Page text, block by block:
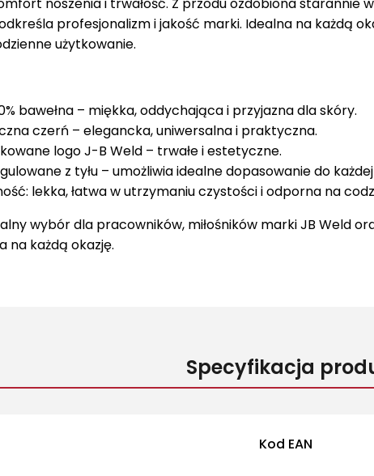
profesjonalizm i jakość marki. Idealna na każdą
użytkowanie.
bawełna – miękka, oddychająca i przyjazna dla skóry.
czerń – elegancka, uniwersalna i praktyczna.
logo J-B Weld – trwałe i estetyczne.
z tyłu – umożliwia idealne dopasowanie do każdej
lekka, łatwa w utrzymaniu czystości i odporna na
wybór dla pracowników, miłośników marki JB Weld
na każdą okazję.
Specyfikacja
Więcej informacji
Kod EAN